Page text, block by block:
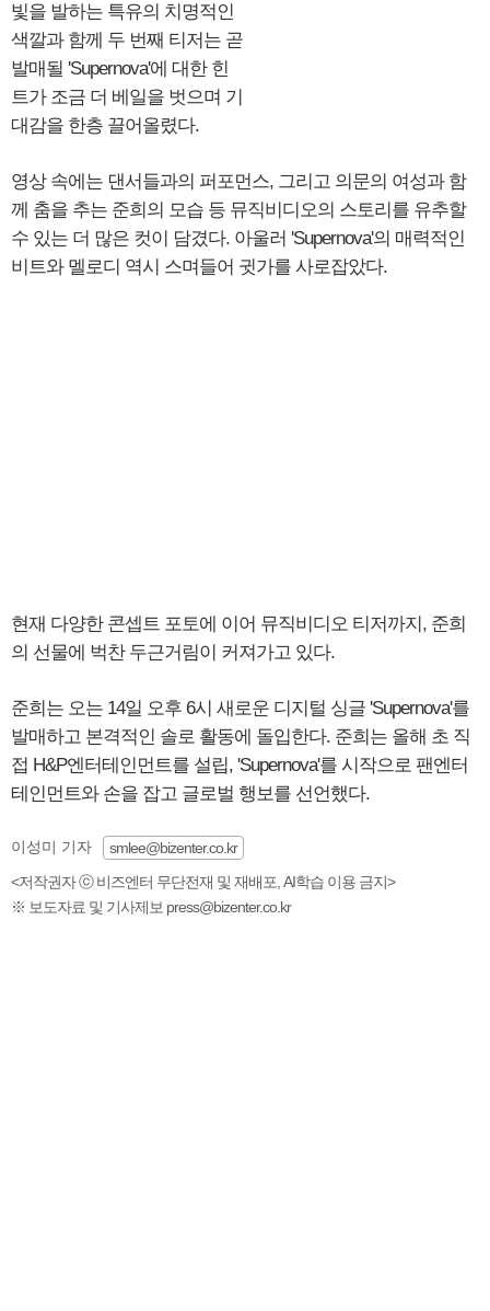
빛을 발하는 특유의 치명적인
색깔과 함께 두 번째 티저는 곧
발매될 'Supernova'에 대한 힌
트가 조금 더 베일을 벗으며 기
대감을 한층 끌어올렸다.
영상 속에는 댄서들과의 퍼포먼스, 그리고 의문의 여성과 함
께 춤을 추는 준희의 모습 등 뮤직비디오의 스토리를 유추할
수 있는 더 많은 컷이 담겼다. 아울러 'Supernova'의 매력적인
비트와 멜로디 역시 스며들어 귓가를 사로잡았다.
현재 다양한 콘셉트 포토에 이어 뮤직비디오 티저까지, 준희
의 선물에 벅찬 두근거림이 커져가고 있다.
준희는 오는 14일 오후 6시 새로운 디지털 싱글 'Supernova'를
발매하고 본격적인 솔로 활동에 돌입한다. 준희는 올해 초 직
접 H&P엔터테인먼트를 설립, 'Supernova'를 시작으로 팬엔터
테인먼트와 손을 잡고 글로벌 행보를 선언했다.
이성미 기자
smlee@bizenter.co.kr
<저작권자 ⓒ 비즈엔터 무단전재 및 재배포, AI학습 이용 금지>
※ 보도자료 및 기사제보 press@bizenter.co.kr